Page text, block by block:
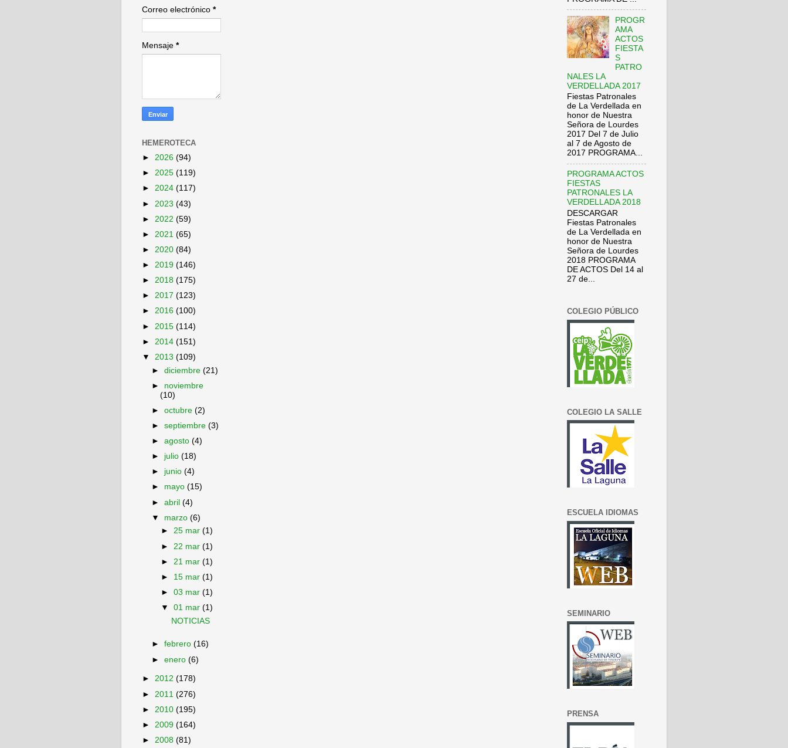
Correo electrónico *
Mensaje *
HEMEROTECA
► 2026 (94)
► 2025 (119)
► 2024 (117)
► 2023 (43)
► 2022 (59)
► 2021 (65)
► 2020 (84)
► 2019 (146)
► 2018 (175)
► 2017 (123)
► 2016 (100)
► 2015 (114)
► 2014 (151)
▼ 2013 (109)
►diciembre(21)
► noviembre
(10)
►octubre(2)
►septiembre(3)
►agosto(4)
► julio(18)
► junio(4)
► mayo(15)
►abril(4)
▼ marzo(6)
►25 mar(1)
► 22 mar(1)
► 21 mar(1)
► 15 mar(1)
►03 mar(1)
▼01 mar(1)
NOTICIAS
►febrero(16)
►enero(6)
► 2012 (178)
► 2011 (276)
► 2010 (195)
► 2009 (164)
► 2008 (81)
PROGR
AMA
ACTOS
FIESTA
S
PATRO
NALES LA
VERDELLADA 2017
Fiestas Patronales
de La Verdellada en
honor de Nuestra
Señora de Lourdes
2017 Del 7 de Julio
al 7 de Agosto de
2017 PROGRAMA...
PROGRAMA ACTOS
FIESTAS
PATRONALES LA
VERDELLADA 2018
DESCARGAR
Fiestas Patronales
de La Verdellada en
honor de Nuestra
Señora de Lourdes
2018 PROGRAMA
DE ACTOS Del 14 al
27 de...
COLEGIO PÚBLICO
COLEGIO LA SALLE
ESCUELA IDIOMAS
SEMINARIO
PRENSA